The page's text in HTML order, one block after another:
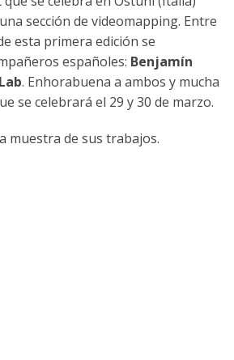
sección de videomapping. Entre
esta primera edición se
españoles: Benjamín
. Enhorabuena a ambos y mucha
se celebrará el 29 y 30 de marzo.
muestra de sus trabajos.